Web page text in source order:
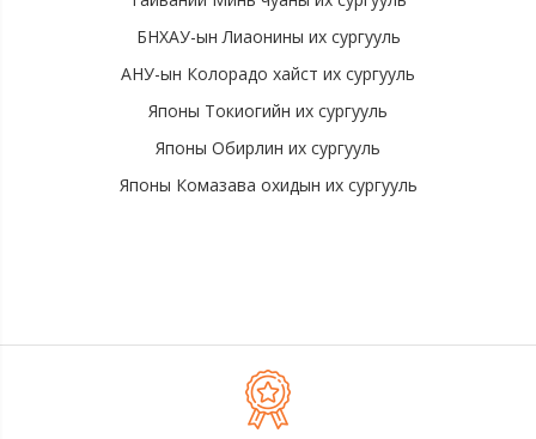
БНХАУ-ын Лиаонины их сургууль
АНУ-ын Колорадо хайст их сургууль
Японы Токиогийн их сургууль
Японы Обирлин их сургууль
Японы Комазава охидын их сургууль